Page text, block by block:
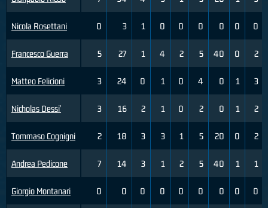
Nicola Rosettani
Francesco Guerra
Matteo Felicioni
Nicholas Dessi'
Tommaso Cognigni
Andrea Pedicone
Giorgio Montanari
0 3 1 0 0 0 0 0 0
5 27 1 4 2 5 40 0 2
3 24 0 1 0 4 0 1 3
3 16 2 1 0 2 0 1 2
2 18 3 3 1 5 20 0 2
7 14 3 1 2 5 40 1 1
0 0 0 0 0 0 0 0 0